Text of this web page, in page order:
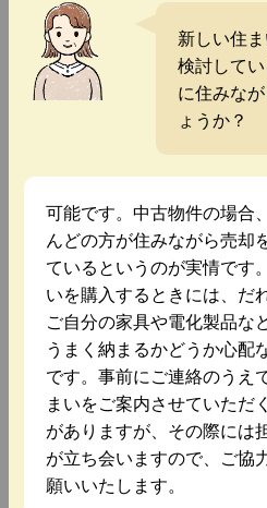
新しい住
検討して
に住みな
ょうか？
可能です。中古物件の場合
んどの方が住みながら売却
ているというのが実情です
いを購入するときには、だ
ご自分の家具や電化製品など
うまく納まるかどうか心配
です。事前にご連絡のうえ
まいをご案内させていただ
がありますが、その際には
が立ち会いますので、ご協
願いいたします。